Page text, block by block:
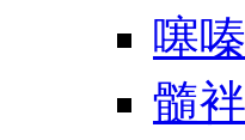
噻
髓